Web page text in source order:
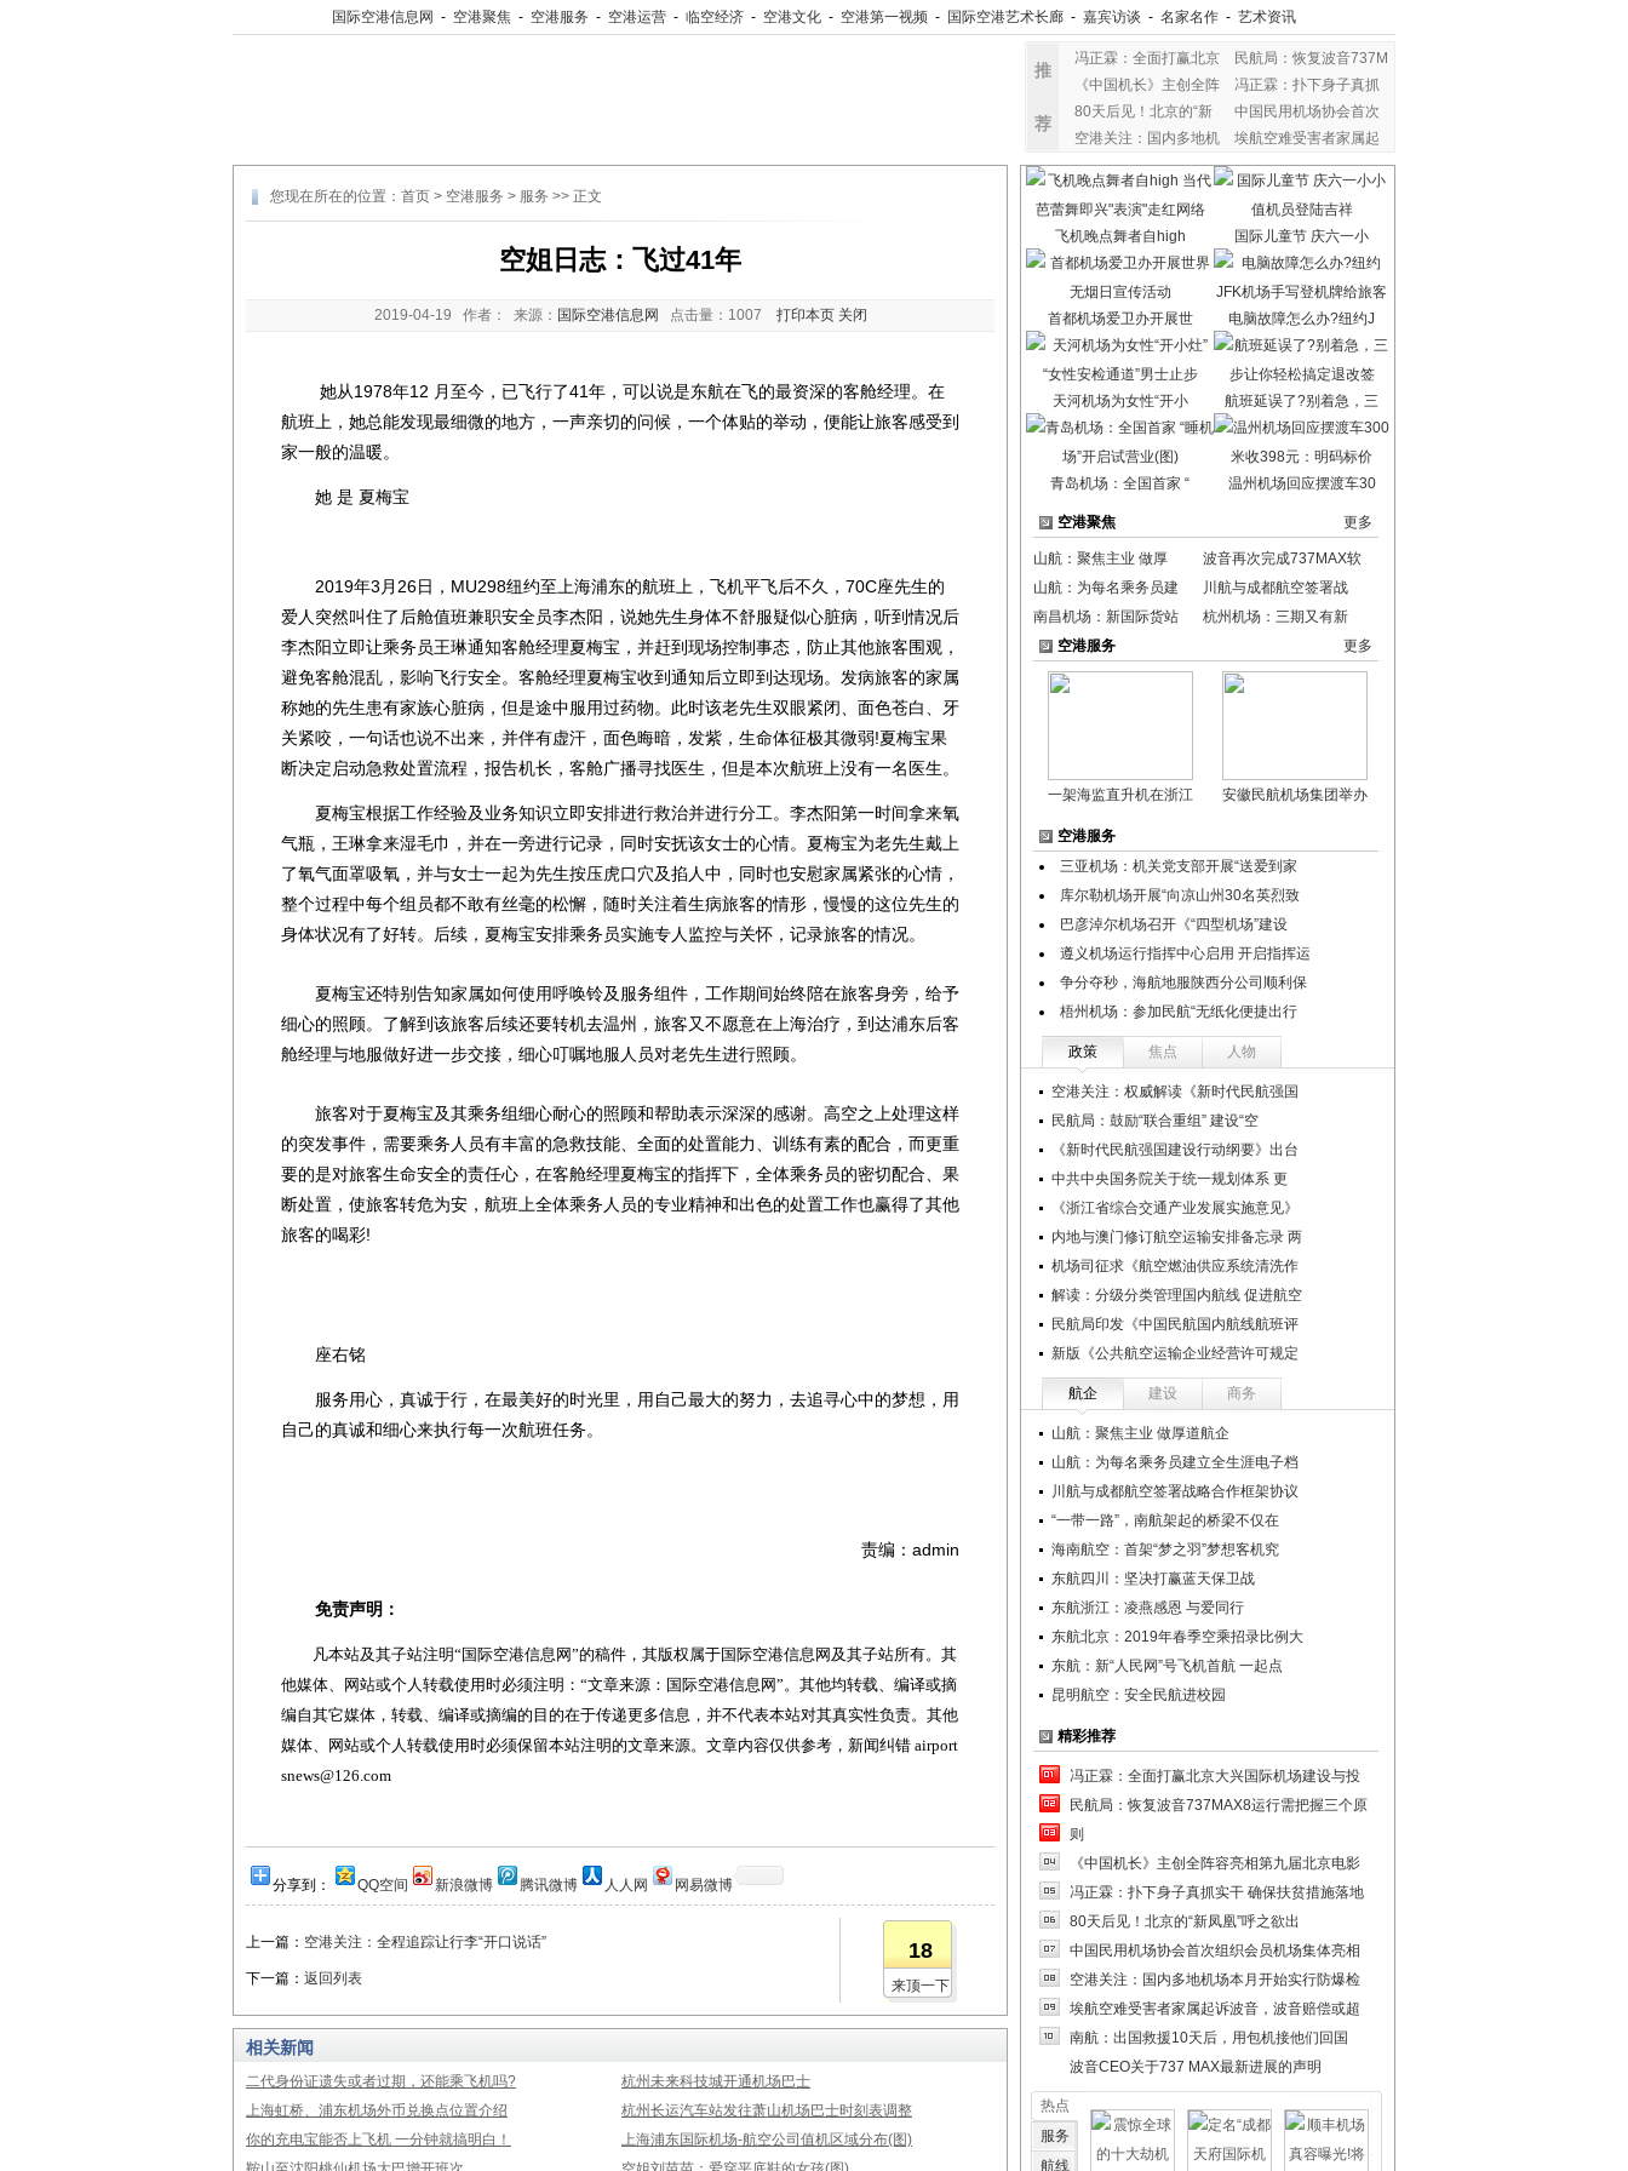
国际空港信息网 - 空港聚焦 - 空港服务 - 空港运营 - 临空经济 - 空港文化 - 空港第一视频 - 国际空港艺术长廊 - 嘉宾访谈 - 名家名作 - 艺术资讯
推
荐
冯正霖：全面打赢北京
民航局：恢复波音737M
《中国机长》主创全阵
冯正霖：扑下身子真抓
80天后见！北京的“新
中国民用机场协会首次
空港关注：国内多地机
埃航空难受害者家属起
您现在所在的位置： 首页 > 空港服务 > 服务 >> 正文
空姐日志：飞过41年
2019-04-19 作者： 来源： 国际空港信息网 点击量： 1007 打印本页 关闭
她从1978年12 月至今，已飞行了41年，可以说是东航在飞的最资深的客舱经理。在
航班上，她总能发现最细微的地方，一声亲切的问候，一个体贴的举动，便能让旅客感受到
家一般的温暖。
她 是 夏梅宝
2019年3月26日，MU298纽约至上海浦东的航班上，飞机平飞后不久，70C座先生的
爱人突然叫住了后舱值班兼职安全员李杰阳，说她先生身体不舒服疑似心脏病，听到情况后
李杰阳立即让乘务员王琳通知客舱经理夏梅宝，并赶到现场控制事态，防止其他旅客围观，
避免客舱混乱，影响飞行安全。客舱经理夏梅宝收到通知后立即到达现场。发病旅客的家属
称她的先生患有家族心脏病，但是途中服用过药物。此时该老先生双眼紧闭、面色苍白、牙
关紧咬，一句话也说不出来，并伴有虚汗，面色晦暗，发紫，生命体征极其微弱!夏梅宝果
断决定启动急救处置流程，报告机长，客舱广播寻找医生，但是本次航班上没有一名医生。
夏梅宝根据工作经验及业务知识立即安排进行救治并进行分工。李杰阳第一时间拿来氧
气瓶，王琳拿来湿毛巾，并在一旁进行记录，同时安抚该女士的心情。夏梅宝为老先生戴上
了氧气面罩吸氧，并与女士一起为先生按压虎口穴及掐人中，同时也安慰家属紧张的心情，
整个过程中每个组员都不敢有丝毫的松懈，随时关注着生病旅客的情形，慢慢的这位先生的
身体状况有了好转。后续，夏梅宝安排乘务员实施专人监控与关怀，记录旅客的情况。
夏梅宝还特别告知家属如何使用呼唤铃及服务组件，工作期间始终陪在旅客身旁，给予
细心的照顾。了解到该旅客后续还要转机去温州，旅客又不愿意在上海治疗，到达浦东后客
舱经理与地服做好进一步交接，细心叮嘱地服人员对老先生进行照顾。
旅客对于夏梅宝及其乘务组细心耐心的照顾和帮助表示深深的感谢。高空之上处理这样
的突发事件，需要乘务人员有丰富的急救技能、全面的处置能力、训练有素的配合，而更重
要的是对旅客生命安全的责任心，在客舱经理夏梅宝的指挥下，全体乘务员的密切配合、果
断处置，使旅客转危为安，航班上全体乘务人员的专业精神和出色的处置工作也赢得了其他
旅客的喝彩!
座右铭
服务用心，真诚于行，在最美好的时光里，用自己最大的努力，去追寻心中的梦想，用
自己的真诚和细心来执行每一次航班任务。
责编：admin
免责声明：
凡本站及其子站注明“国际空港信息网”的稿件，其版权属于国际空港信息网及其子站所有。其
他媒体、网站或个人转载使用时必须注明：“文章来源：国际空港信息网”。其他均转载、编译或摘
编自其它媒体，转载、编译或摘编的目的在于传递更多信息，并不代表本站对其真实性负责。其他
媒体、网站或个人转载使用时必须保留本站注明的文章来源。文章内容仅供参考，新闻纠错 airport
snews@126.com
分享到： QQ空间 新浪微博 腾讯微博 人人网 网易微博
上一篇： 空港关注：全程追踪让行李“开口说话”
下一篇： 返回列表
18
来顶一下
相关新闻
二代身份证遗失或者过期，还能乘飞机吗?
杭州未来科技城开通机场巴士
上海虹桥、浦东机场外币兑换点位置介绍
杭州长运汽车站发往萧山机场巴士时刻表调整
你的充电宝能否上飞机 一分钟就搞明白！
上海浦东国际机场-航空公司值机区域分布(图)
飞机晚点舞者自high 国际儿童节 庆六一小
首都机场爱卫办开展世 电脑故障怎么办?纽约J
天河机场为女性“开小 航班延误了?别着急，三
青岛机场：全国首家 “ 温州机场回应摆渡车30
空港聚焦 更多
山航：聚焦主业 做厚
波音再次完成737MAX软
山航：为每名乘务员建
川航与成都航空签署战
南昌机场：新国际货站
杭州机场：三期又有新
空港服务
更多
一架海监直升机在浙江 安徽民航机场集团举办
空港服务
三亚机场：机关党支部开展“送爱到家
库尔勒机场开展“向凉山州30名英烈致
巴彦淖尔机场召开《“四型机场”建设
遵义机场运行指挥中心启用 开启指挥运
争分夺秒，海航地服陕西分公司顺利保
梧州机场：参加民航“无纸化便捷出行
政策 焦点 人物
空港关注：权威解读《新时代民航强国
民航局：鼓励“联合重组” 建设“空
《新时代民航强国建设行动纲要》出台
中共中央国务院关于统一规划体系 更
《浙江省综合交通产业发展实施意见》
内地与澳门修订航空运输安排备忘录 两
机场司征求《航空燃油供应系统清洗作
解读：分级分类管理国内航线 促进航空
民航局印发《中国民航国内航线航班评
新版《公共航空运输企业经营许可规定
航企 建设 商务
山航：聚焦主业 做厚道航企
山航：为每名乘务员建立全生涯电子档
川航与成都航空签署战略合作框架协议
“一带一路”，南航架起的桥梁不仅在
海南航空：首架“梦之羽”梦想客机究
东航四川：坚决打赢蓝天保卫战
东航浙江：凌燕感恩 与爱同行
东航北京：2019年春季空乘招录比例大
东航：新“人民网”号飞机首航 一起点
昆明航空：安全民航进校园
精彩推荐
冯正霖：全面打赢北京大兴国际机场建设与投
民航局：恢复波音737MAX8运行需把握三个原
则
《中国机长》主创全阵容亮相第九届北京电影
冯正霖：扑下身子真抓实干 确保扶贫措施落地
80天后见！北京的“新凤凰”呼之欲出
中国民用机场协会首次组织会员机场集体亮相
空港关注：国内多地机场本月开始实行防爆检
埃航空难受害者家属起诉波音，波音赔偿或超
南航：出国救援10天后，用包机接他们回国
波音CEO关于737 MAX最新进展的声明
热点
服务
航线